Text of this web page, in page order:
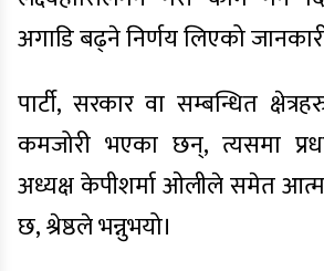
अगाडि बढ्ने निर्णय लिएको
पार्टी, सरकार वा सम्बन्धित
कमजोरी भएका छन्, त्यसमा
अध्यक्ष केपीशर्मा ओलीले समेत
छ, श्रेष्ठले भन्नुभयो।